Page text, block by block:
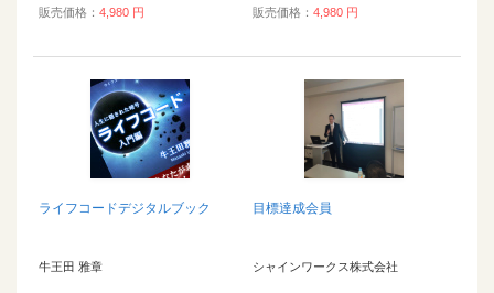
販売価格： 4,980 円 販売価格： 4,980 円
ライフコードデジタルブック
牛王田 雅章
目標達成会員
シャインワークス株式会社